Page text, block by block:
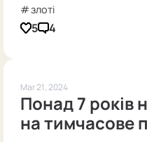
злоті
5 4
Mar 21, 2024
Понад 7 років
на тимчасове